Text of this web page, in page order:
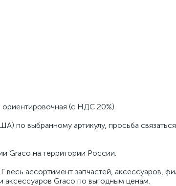
ориентировочная (с НДС 20%).
по выбранному артикулу, просьба
Graco на территории России.
ассортимент запчастей, аксессуаров,
аксессуаров Graco по выгодным ценам.